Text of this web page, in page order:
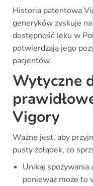
Historia patentowa
generyków zyskuje
dostępność leku w
potwierdzają jego
pacjentów.
Wytyczne
Vigory
Ważne jest, aby
pusty żołądek, co
Unikaj spożywania
ponieważ może to